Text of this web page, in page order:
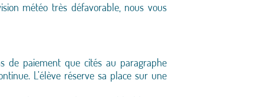
météo très défavorable, nous vous
de paiement que cités au paragraphe
L’élève réserve sa place sur une